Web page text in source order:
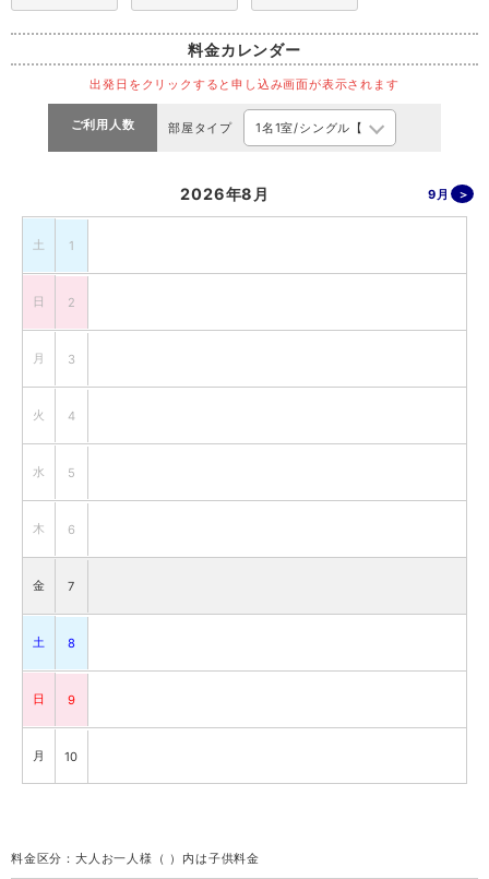
料金カレンダー
出発日をクリックすると申し込み画面が表示されます
ご利用人数 部屋タイプ
2026年8月 9月
土 1
日 2
月 3
火 4
水 5
木 6
金 7
土 8
日 9
月 10
12
料金区分：大人お一人様（ ）内は子供料金